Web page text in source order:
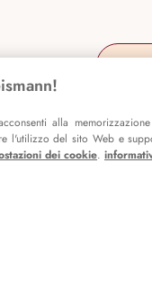
alla
l'utilizzo del sito Web e
dei cookie.